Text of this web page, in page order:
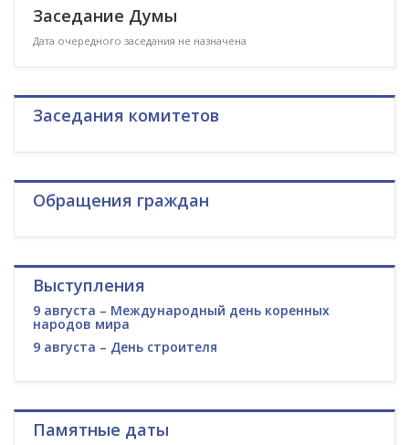
Заседание Думы
Дата очередного заседания не назначена
Заседания комитетов
Обращения граждан
Выступления
9 августа – Международный день коренных
народов мира
9 августа – День строителя
Памятные даты